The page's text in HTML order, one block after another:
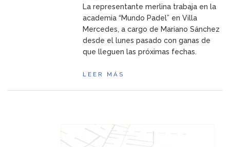
La representante merlina trabaja en la
academia “Mundo Padel” en Villa
Mercedes, a cargo de Mariano Sánchez
desde el lunes pasado con ganas de
que lleguen las próximas fechas.
LEER MÁS